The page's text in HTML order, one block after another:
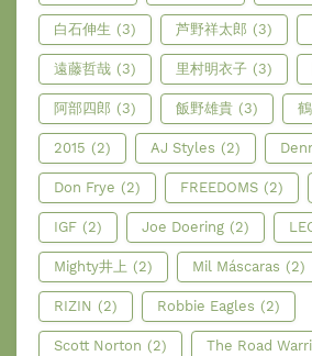
白石伸生 (3) 芦野祥太郎 (3)
遠藤哲哉 (3) 里村明衣子 (3)
阿部四郎 (3) 飯野雄貴 (3)
2015 (2) AJ Styles (2)
Don Frye (2) FREEDOMS (2)
IGF (2) Joe Doering (2)
Mighty井上 (2) Mil Máscaras (2)
RIZIN (2) Robbie Eagles (2)
Scott Norton (2) The Road